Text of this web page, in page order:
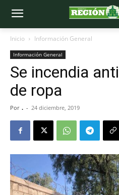
Inicio Información General
Información General
Se incendia
de ropa
Por . - 24 diciembre, 2019